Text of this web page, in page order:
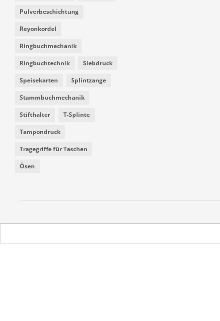
Pulverbeschichtung
Reyonkordel
Ringbuchmechanik
Ringbuchtechnik Siebdruck
Speisekarten Splintzange
Stammbuchmechanik
Stifthalter T-Splinte
Tampondruck
Tragegriffe für Taschen
Ösen